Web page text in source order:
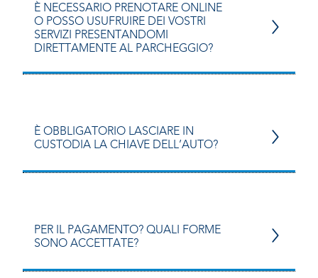
È NECESSARIO PRENOTARE ONLINE
O POSSO USUFRUIRE DEI VOSTRI
SERVIZI PRESENTANDOMI
DIRETTAMENTE AL PARCHEGGIO?
È OBBLIGATORIO LASCIARE IN
CUSTODIA LA CHIAVE DELL’AUTO?
PER IL PAGAMENTO? QUALI FORME
SONO ACCETTATE?